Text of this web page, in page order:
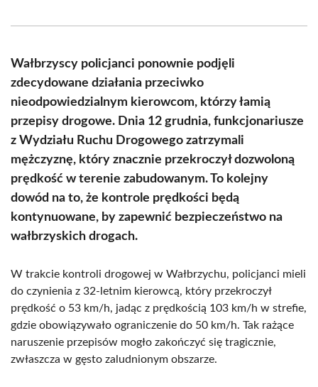
(Twitter)
Wałbrzyscy policjanci ponownie podjęli
zdecydowane działania przeciwko
nieodpowiedzialnym kierowcom, którzy łamią
przepisy drogowe. Dnia 12 grudnia, funkcjonariusze
z Wydziału Ruchu Drogowego zatrzymali
mężczyznę, który znacznie przekroczył dozwoloną
prędkość w terenie zabudowanym. To kolejny
dowód na to, że kontrole prędkości będą
kontynuowane, by zapewnić bezpieczeństwo na
wałbrzyskich drogach.
W trakcie kontroli drogowej w Wałbrzychu, policjanci mieli
do czynienia z 32-letnim kierowcą, który przekroczył
prędkość o 53 km/h, jadąc z prędkością 103 km/h w strefie,
gdzie obowiązywało ograniczenie do 50 km/h. Tak rażące
naruszenie przepisów mogło zakończyć się tragicznie,
zwłaszcza w gęsto zaludnionym obszarze.